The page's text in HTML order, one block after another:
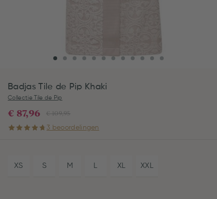
Badjas Tile de Pip Khaki
Collectie Tile de Pip
€ 109,95
€ 87,96
3 beoordelingen
XS S M L XL XXL